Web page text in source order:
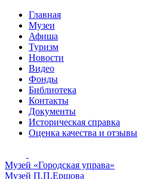
Главная
Музеи
Афиша
Туризм
Новости
Видео
Фонды
Библиотека
Контакты
Документы
Историческая справка
Оценка качества и отзывы
Музей «Городская управа»
Музей П.П.Ершова